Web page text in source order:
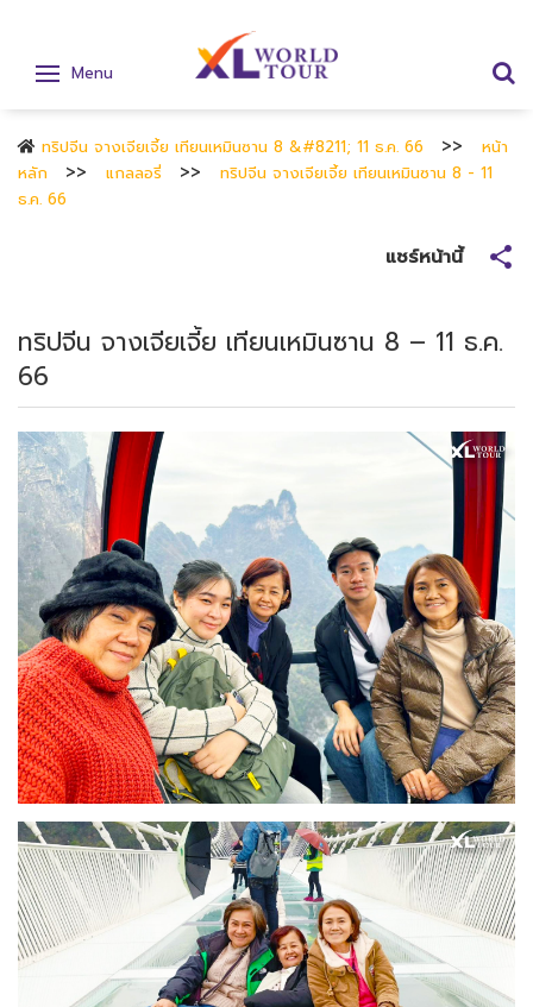
Menu
ทริปจีน จางเจียเจี้ย เทียนเหมินซาน 8 &#8211; 11 ธ.ค. 66
หน้า
หลัก
แกลลอรี่
ทริปจีน จางเจียเจี้ย เทียนเหมินซาน 8 - 11
ธ.ค. 66
แชร์หน้านี้
ทริปจีน จางเจียเจี้ย เทียนเหมินซาน 8 – 11 ธ.ค.
66